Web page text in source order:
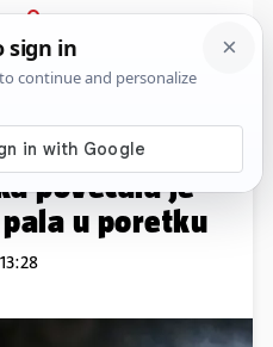
PRIJAVA
Komentari
povećala je
u poretku